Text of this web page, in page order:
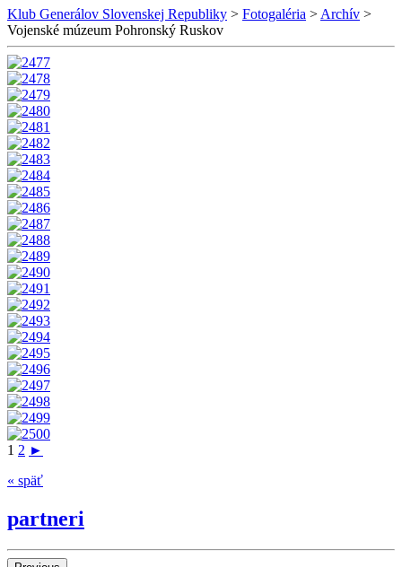
Klub Generálov Slovenskej Republiky > Fotogaléria > Archív >
Vojenské múzeum Pohronský Ruskov
1 2 ►
« späť
partneri